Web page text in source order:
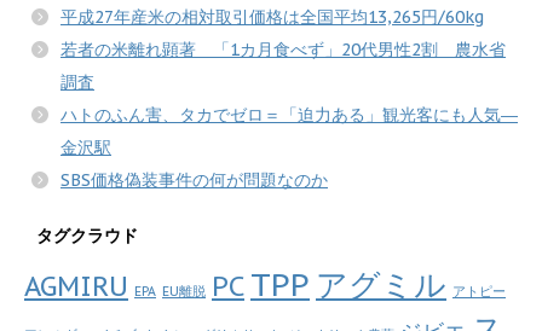
平成27年産米の相対取引価格は全国平均13,265円/60kg
若者の米離れ顕著 「1カ月食べず」20代男性2割 農水省
調査
ハトのふん害、タカでゼロ＝「迫力ある」観光客にも人気―
金沢駅
SBS価格偽装事件の何が問題なのか
タグクラウド
AGMIRU EPA EU離脱 PC TPP アグミル アトピー